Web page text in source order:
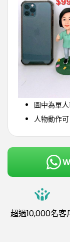
圖中為單
人物動作
超過10,000名客